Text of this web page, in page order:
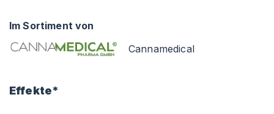
Im Sortiment von
Cannamedical
Effekte*